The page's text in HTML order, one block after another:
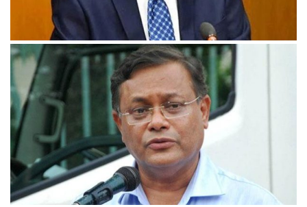
বিএনপির রাজনীতিতে সঙ্কটের কালো ছায়া: কাদের